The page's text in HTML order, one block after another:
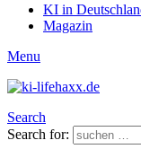
KI in
Magazin
Menu
Search
Search for: